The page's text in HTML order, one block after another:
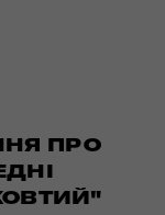
ПРО